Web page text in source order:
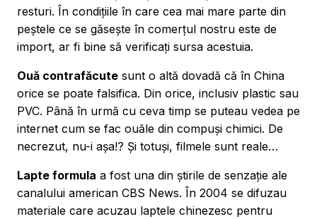
resturi. În condițiile în care cea mai mare parte din
peștele ce se găsește în comerțul nostru este de
import, ar fi bine să verificați sursa acestuia.
Ouă contrafăcute sunt o altă dovadă că în China
orice se poate falsifica. Din orice, inclusiv plastic sau
PVC. Până în urmă cu ceva timp se puteau vedea pe
internet cum se fac ouăle din compuși chimici. De
necrezut, nu-i așa!? Și totuși, filmele sunt reale…
Lapte formula a fost una din știrile de senzație ale
canalului american CBS News. În 2004 se difuzau
materiale care acuzau laptele chinezesc pentru